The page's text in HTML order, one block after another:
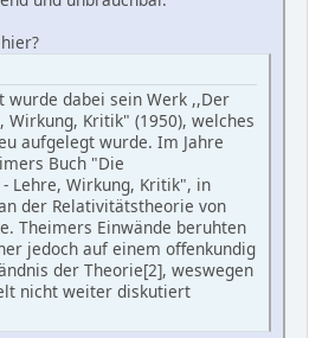
wurde dabei sein Werk ,,Der
Wirkung, Kritik" (1950), welches
aufgelegt wurde. Im Jahre
Buch "Die
Lehre, Wirkung, Kritik", in
der Relativitätstheorie von
Theimers Einwände beruhten
jedoch auf einem offenkundig
der Theorie[2], weswegen
nicht weiter diskutiert